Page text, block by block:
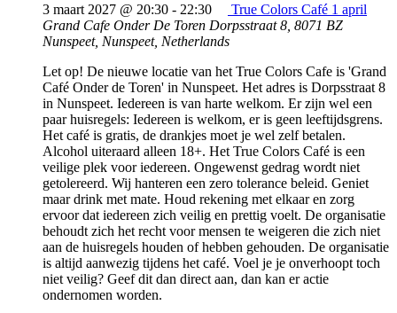
3 maart 2027 @ 20:30 - 22:30
True Colors Café 1 april
Grand Cafe Onder De Toren Dorpsstraat 8, 8071 BZ
Nunspeet, Nunspeet, Netherlands
Let op! De nieuwe locatie van het True Colors Cafe is 'Grand
Café Onder de Toren' in Nunspeet. Het adres is Dorpsstraat 8
in Nunspeet. Iedereen is van harte welkom. Er zijn wel een
paar huisregels: Iedereen is welkom, er is geen leeftijdsgrens.
Het café is gratis, de drankjes moet je wel zelf betalen.
Alcohol uiteraard alleen 18+. Het True Colors Café is een
veilige plek voor iedereen. Ongewenst gedrag wordt niet
getolereerd. Wij hanteren een zero tolerance beleid. Geniet
maar drink met mate. Houd rekening met elkaar en zorg
ervoor dat iedereen zich veilig en prettig voelt. De organisatie
behoudt zich het recht voor mensen te weigeren die zich niet
aan de huisregels houden of hebben gehouden. De organisatie
is altijd aanwezig tijdens het café. Voel je je onverhoopt toch
niet veilig? Geef dit dan direct aan, dan kan er actie
ondernomen worden.